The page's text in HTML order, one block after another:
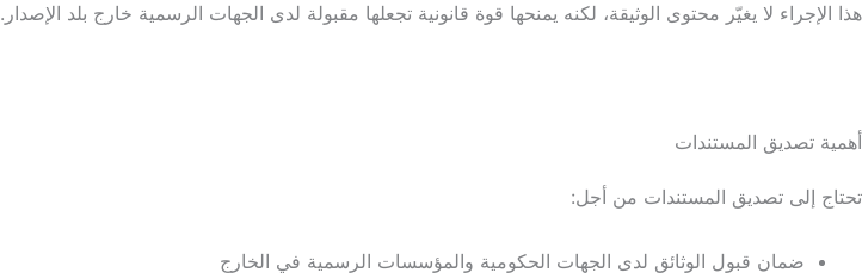
هذا الإجراء لا يغيّر محتوى الوثيقة، لكنه يمنحها قوة قانونية تجعلها مقبولة لدى الجهات الرسمية خارج بلد الإصدار.
أهمية تصديق المستندات
تحتاج إلى تصديق المستندات من أجل:
ضمان قبول الوثائق لدى الجهات الحكومية والمؤسسات الرسمية في الخارج